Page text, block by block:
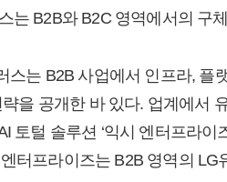
는 B2B와 B2C 영역에서의 구
스는 B2B 사업에서 인프라, 플
략을 공개한 바 있다. 업계에
토털 솔루션 ‘익시 엔터프라이
터프라이즈는 B2B 영역의